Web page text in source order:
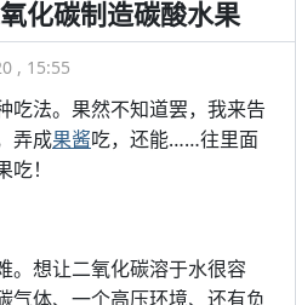
化碳制造碳酸水果
, 15:55
吃法。果然不知道罢，我来告
弄成果酱吃，还能……往里面
吃！
。想让二氧化碳溶于水很容
气体、一个高压环境、还有负